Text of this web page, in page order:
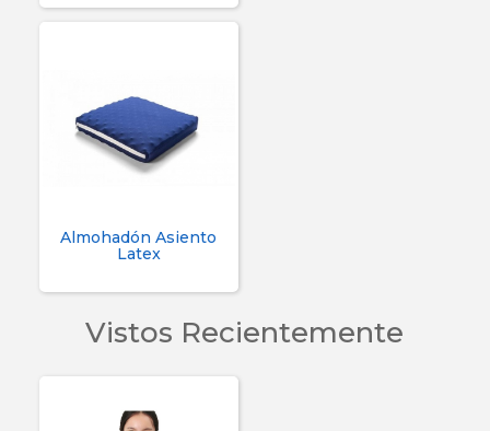
Almohadón Asiento
Latex
Vistos Recientemente